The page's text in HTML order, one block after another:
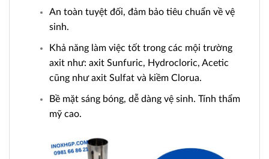
An toàn tuyệt đối, đảm bảo tiêu chuẩn về vệ
sinh.
Khả năng làm việc tốt trong các mội trường
axit như: axit Sunfuric, Hydrocloric, Acetic
cũng như axit Sulfat và kiềm Clorua.
Bề mặt sáng bóng, dễ dàng vệ sinh. Tính thẩm
mỹ cao.